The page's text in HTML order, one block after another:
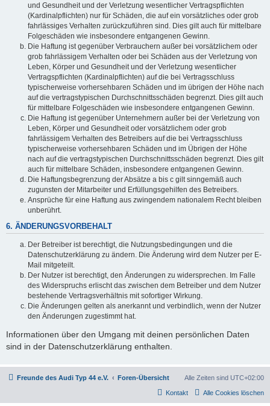
und Gesundheit und der Verletzung wesentlicher Vertragspflichten
(Kardinalpflichten) nur für Schäden, die auf ein vorsätzliches oder grob
fahrlässiges Verhalten zurückzuführen sind. Dies gilt auch für mittelbare
Folgeschäden wie insbesondere entgangenen Gewinn.
Die Haftung ist gegenüber Verbrauchern außer bei vorsätzlichem oder
grob fahrlässigem Verhalten oder bei Schäden aus der Verletzung von
Leben, Körper und Gesundheit und der Verletzung wesentlicher
Vertragspflichten (Kardinalpflichten) auf die bei Vertragsschluss
typischerweise vorhersehbaren Schäden und im übrigen der Höhe nach
auf die vertragstypischen Durchschnittsschäden begrenzt. Dies gilt auch
für mittelbare Folgeschäden wie insbesondere entgangenen Gewinn.
Die Haftung ist gegenüber Unternehmern außer bei der Verletzung von
Leben, Körper und Gesundheit oder vorsätzlichem oder grob
fahrlässigem Verhalten des Betreibers auf die bei Vertragsschluss
typischerweise vorhersehbaren Schäden und im Übrigen der Höhe
nach auf die vertragstypischen Durchschnittsschäden begrenzt. Dies gilt
auch für mittelbare Schäden, insbesondere entgangenen Gewinn.
Die Haftungsbegrenzung der Absätze a bis c gilt sinngemäß auch
zugunsten der Mitarbeiter und Erfüllungsgehilfen des Betreibers.
Ansprüche für eine Haftung aus zwingendem nationalem Recht bleiben
unberührt.
6. ÄNDERUNGSVORBEHALT
Der Betreiber ist berechtigt, die Nutzungsbedingungen und die
Datenschutzerklärung zu ändern. Die Änderung wird dem Nutzer per E-
Mail mitgeteilt.
Der Nutzer ist berechtigt, den Änderungen zu widersprechen. Im Falle
des Widerspruchs erlischt das zwischen dem Betreiber und dem Nutzer
bestehende Vertragsverhältnis mit sofortiger Wirkung.
Die Änderungen gelten als anerkannt und verbindlich, wenn der Nutzer
den Änderungen zugestimmt hat.
Informationen über den Umgang mit deinen persönlichen Daten
sind in der Datenschutzerklärung enthalten.
Freunde des Audi Typ 44 e.V. Foren-Übersicht Alle Zeiten sind UTC+02:00
Alle Cookies löschen
Kontakt